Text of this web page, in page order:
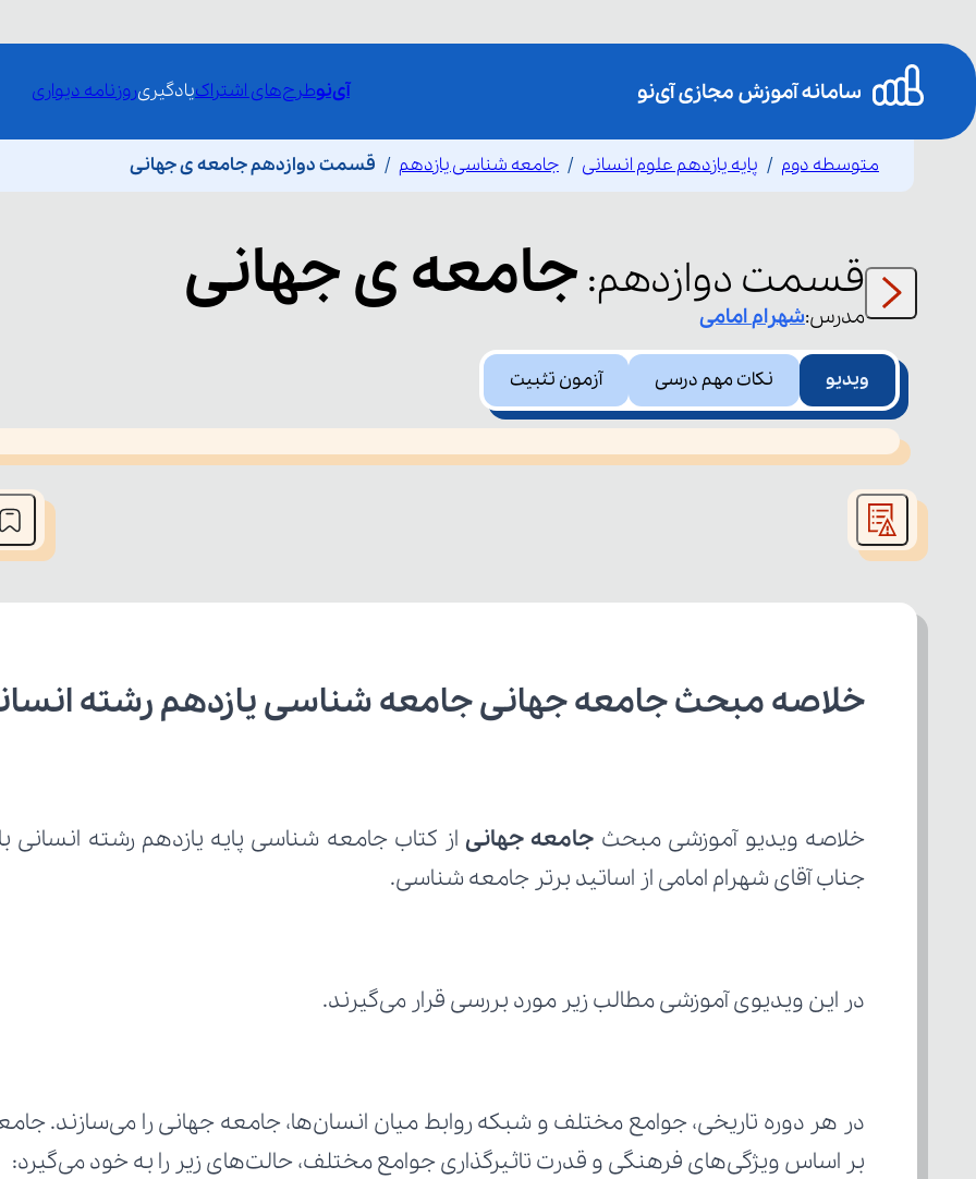
آی‌نوطرح‌های اشتراکیادگیریروزنامه دیواری
متوسطه دوم پایه یازدهم علوم انسانی جامعه شناسی یازدهم قسمت دوازدهم جامعه ی جهانی
قسمت دوازدهم:جامعه ی جهانی مدرس:شهرامامامی
ویدیو نکات مهم درسی آزمون تثبیت
This
is
window.
خلاصه مبحث جامعه جهانی جامعه شناسی یازدهم رشته
خلاصه ویدیو آموزشی مبحث جامعه جهانی
جناب آقای شهرام امامی از اساتید برتر جامعه شناسی.
در این ویدیوی آموزشی مطالب زیر مورد بررسی قرار می‌گیرند.
بر اساس ویژگی‌های فرهنگی و قدرت تاثیرگذاری جوامع مختلف، حالت‌های زیر را به خود می‌گیرد: